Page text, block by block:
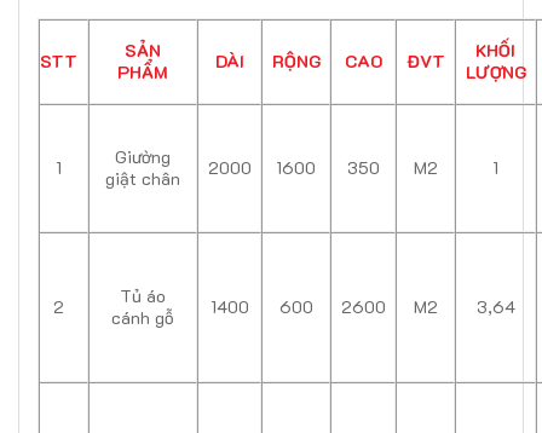
STT
SẢN
PHẨM
DÀI RỘNG CAO ĐVT
KHỐI
LƯỢNG
1
Giường
giật chân
2000 1600 350 M2 1
2
Tủ áo
cánh gỗ
1400 600 2600 M2 3,64